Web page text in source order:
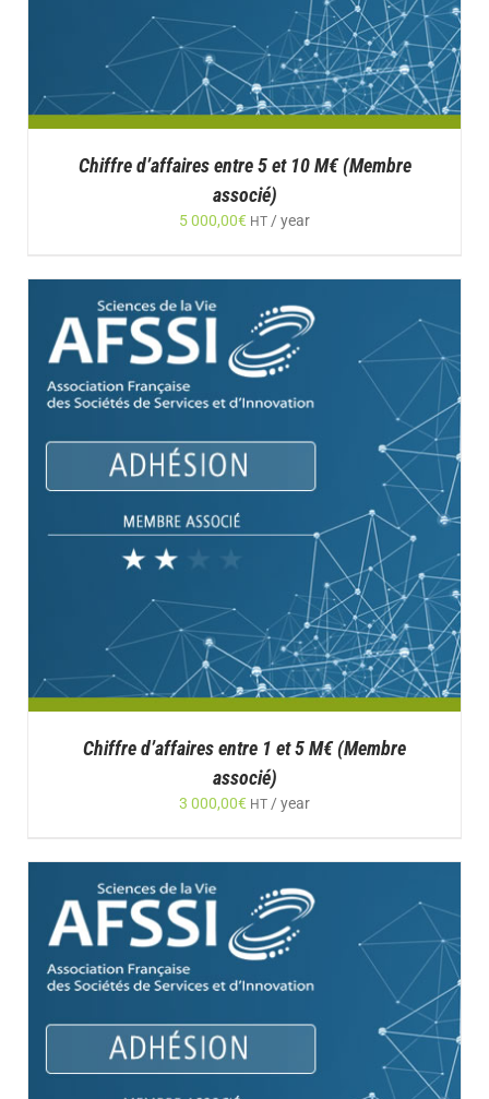
Chiffre d’affaires entre 5 et 10 M€ (Membre
associé)
5 000,00€ HT / year
Chiffre d’affaires entre 1 et 5 M€ (Membre
associé)
3 000,00€ HT / year